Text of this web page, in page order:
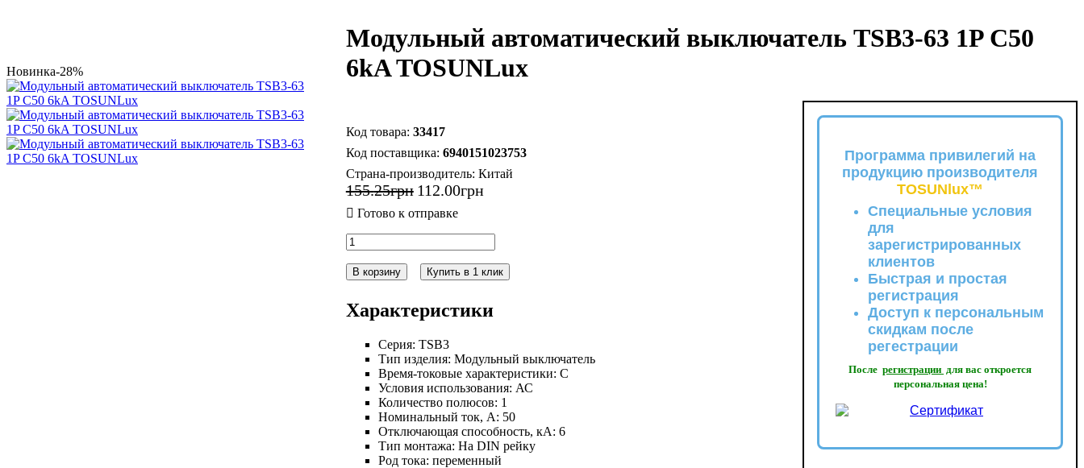
Новинка-28%
Модульный автоматический выключатель TSB3-63 1P C50
6kA TOSUNLux
33417
6940151023753
Страна-производитель: Китай
155.25грн 112.00грн
В корзину Купить в 1 клик
Характеристики
Серия: TSB3
Тип изделия: Модульный выключатель
Время-токовые характеристики: C
Условия использования: АС
Количество полюсов: 1
Номинальный ток, А: 50
Отключающая способность, кА: 6
Тип монтажа: На DIN рейку
Род тока: переменный
Программа привилегий на
продукцию производителя
TOSUNlux™
Специальные условия
для
зарегистрированных
клиентов
Быстрая и простая
регистрация
Доступ к персональным
скидкам после
регестрации
Послерегистрации для вас откроется
персональная цена!